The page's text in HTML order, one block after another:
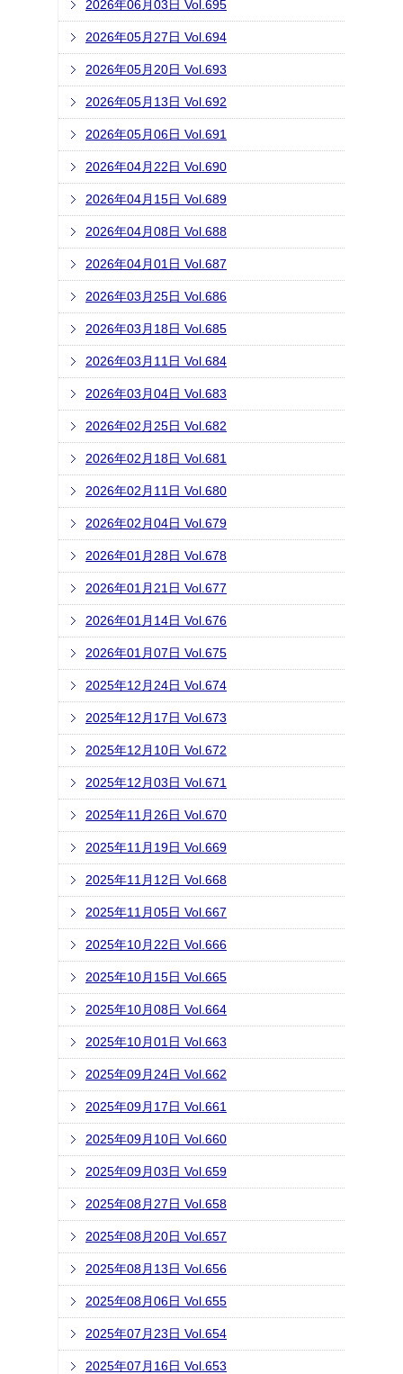
2026年06月03日 Vol.695
2026年05月27日 Vol.694
2026年05月20日 Vol.693
2026年05月13日 Vol.692
2026年05月06日 Vol.691
2026年04月22日 Vol.690
2026年04月15日 Vol.689
2026年04月08日 Vol.688
2026年04月01日 Vol.687
2026年03月25日 Vol.686
2026年03月18日 Vol.685
2026年03月11日 Vol.684
2026年03月04日 Vol.683
2026年02月25日 Vol.682
2026年02月18日 Vol.681
2026年02月11日 Vol.680
2026年02月04日 Vol.679
2026年01月28日 Vol.678
2026年01月21日 Vol.677
2026年01月14日 Vol.676
2026年01月07日 Vol.675
2025年12月24日 Vol.674
2025年12月17日 Vol.673
2025年12月10日 Vol.672
2025年12月03日 Vol.671
2025年11月26日 Vol.670
2025年11月19日 Vol.669
2025年11月12日 Vol.668
2025年11月05日 Vol.667
2025年10月22日 Vol.666
2025年10月15日 Vol.665
2025年10月08日 Vol.664
2025年10月01日 Vol.663
2025年09月24日 Vol.662
2025年09月17日 Vol.661
2025年09月10日 Vol.660
2025年09月03日 Vol.659
2025年08月27日 Vol.658
2025年08月20日 Vol.657
2025年08月13日 Vol.656
2025年08月06日 Vol.655
2025年07月23日 Vol.654
2025年07月16日 Vol.653